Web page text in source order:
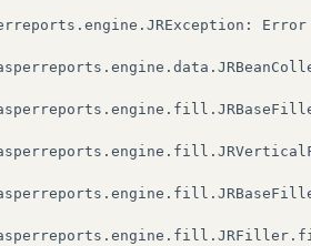
. engine . JRException : Error
. engine . data .
. engine . fill .
. engine . fill .
. engine . fill .
. engine . fill . JRFiller .